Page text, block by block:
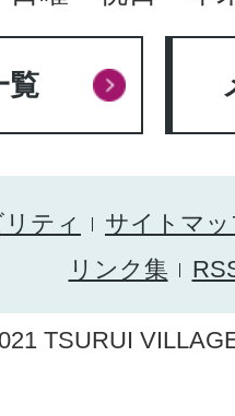
覧
ティ
サイトマ
リンク集
TSURUI